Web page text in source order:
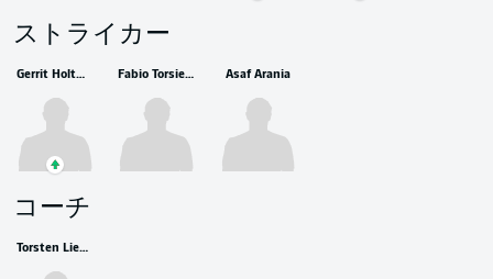
ストライカー
Gerrit Holtmann Fabio Torsiello Asaf Arania
コーチ
Torsten Lieberknecht